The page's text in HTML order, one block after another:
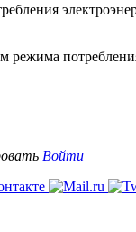
режима
Войти